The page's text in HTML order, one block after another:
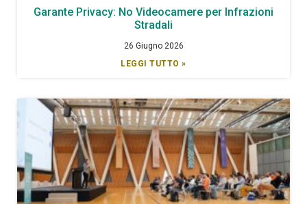
Garante Privacy: No Videocamere per Infrazioni
Stradali
26 Giugno 2026
LEGGI TUTTO »